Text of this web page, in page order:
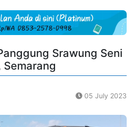
Srawung Seni
05 July 2023